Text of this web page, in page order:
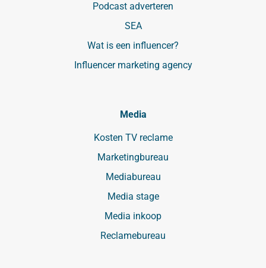
Podcast adverteren
SEA
Wat is een influencer?
Influencer marketing agency
Media
Kosten TV reclame
Marketingbureau
Mediabureau
Media stage
Media inkoop
Reclamebureau